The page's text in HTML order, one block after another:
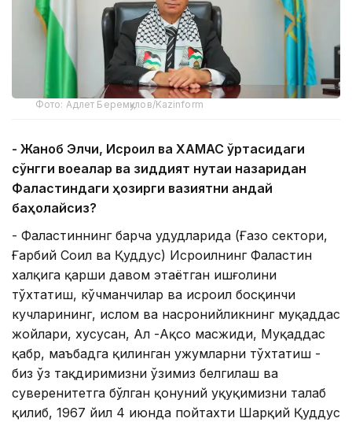
Фото: Адлет Беремқулов/Kazinform
- Жаноб Элчи, Исроил ва ХАМАС ўртасидаги
сўнгги воқеалар ва зиддият нуқтаи назаридан
Фаластиндаги ҳозирги вазиятни қандай
баҳолайсиз?
- Фаластиннинг барча ҳудудларида (Ғазо сектори,
Ғарбий Соҳил ва Қуддус) Исроилнинг Фаластин
халқига қарши давом этаётган ишғолини
тўхтатиш, кўчманчилар ва исроил босқинчи
кучларининг, ислом ва насронийликнинг муқаддас
жойлари, хусусан, Ал -Ақсо масжиди, Муқаддас
қабр, маъбадга қилинган ҳужумларни тўхтатиш -
биз ўз тақдиримизни ўзимиз белгилаш ва
суверенитетга бўлган қонуний ҳуқуқимизни талаб
қилиб, 1967 йил 4 июнда пойтахти Шарқий Қуддус